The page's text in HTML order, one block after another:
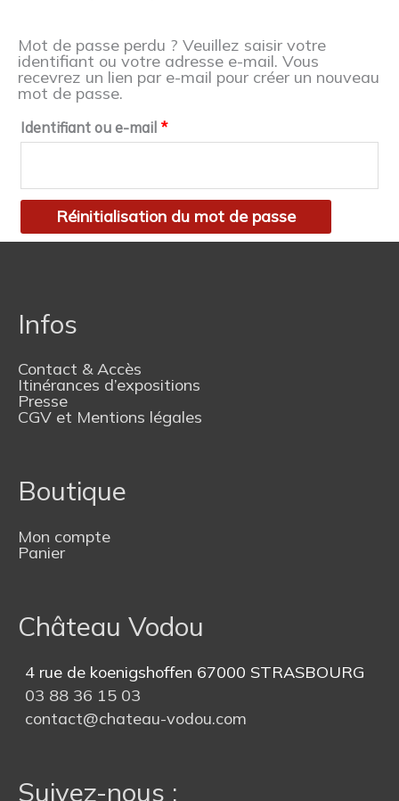
Mot de passe perdu ? Veuillez saisir votre
identifiant ou votre adresse e-mail. Vous
recevrez un lien par e-mail pour créer un nouveau
mot de passe.
Identifiant ou e-mail *
Réinitialisation du mot de passe
Infos
Contact & Accès
Itinérances d’expositions
Presse
CGV et Mentions légales
Boutique
Mon compte
Panier
Château Vodou
4 rue de koenigshoffen 67000 STRASBOURG
03 88 36 15 03
contact@chateau-vodou.com
Suivez-nous :